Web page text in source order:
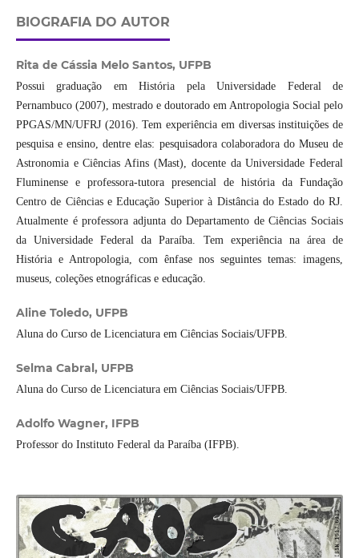
BIOGRAFIA DO AUTOR
Rita de Cássia Melo Santos, UFPB
Possui graduação em História pela Universidade Federal de
Pernambuco (2007), mestrado e doutorado em Antropologia Social pelo
PPGAS/MN/UFRJ (2016). Tem experiência em diversas instituições de
pesquisa e ensino, dentre elas: pesquisadora colaboradora do Museu de
Astronomia e Ciências Afins (Mast), docente da Universidade Federal
Fluminense e professora-tutora presencial de história da Fundação
Centro de Ciências e Educação Superior à Distância do Estado do RJ.
Atualmente é professora adjunta do Departamento de Ciências Sociais
da Universidade Federal da Paraíba. Tem experiência na área de
História e Antropologia, com ênfase nos seguintes temas: imagens,
museus, coleções etnográficas e educação.
Aline Toledo, UFPB
Aluna do Curso de Licenciatura em Ciências Sociais/UFPB.
Selma Cabral, UFPB
Aluna do Curso de Licenciatura em Ciências Sociais/UFPB.
Adolfo Wagner, IFPB
Professor do Instituto Federal da Paraíba (IFPB).